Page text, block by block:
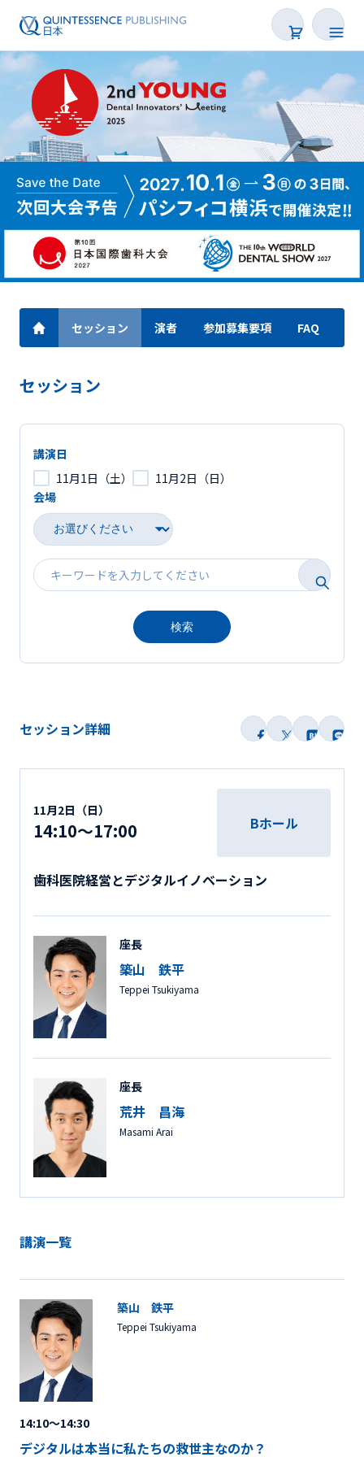
セッション 演者 参加募集要項 FAQ
セッション
講演日
11月1日（土）
11月2日（日）
会場
検索
セッション詳細
11月2日（日）
14:10～17:00 Bホール
歯科医院経営とデジタルイノベーション
座長
築山 鉄平
Teppei Tsukiyama
座長
荒井 昌海
Masami Arai
講演一覧
築山 鉄平
Teppei Tsukiyama
14:10～14:30
デジタルは本当に私たちの救世主なのか？